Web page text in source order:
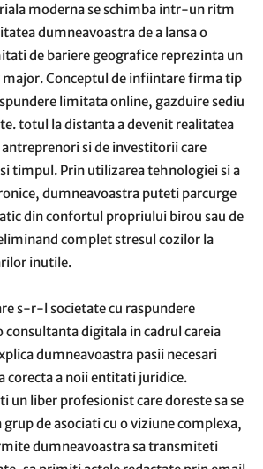
moderna se schimba intr-un ritm
dumneavoastra de a lansa o
de bariere geografice reprezinta un
Conceptul de infiintare firma tip
limitata online, gazduire sediu
totul la distanta a devenit realitatea
si de investitorii care
timpul. Prin utilizarea tehnologiei si a
dumneavoastra puteti parcurge
din confortul propriului birou sau de
complet stresul cozilor la
inutile.
s-r-l societate cu raspundere
consultanta digitala in cadrul careia
dumneavoastra pasii necesari
corecta a noii entitati juridice.
un liber profesionist care doreste sa se
de asociati cu o viziune complexa,
dumneavoastra sa transmiteti